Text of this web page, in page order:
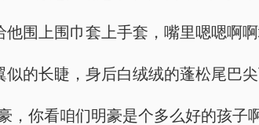
围上围巾套上手套，嘴里嗯嗯啊啊
的长睫，身后白绒绒的蓬松尾巴尖
，你看咱们明豪是个多么好的孩